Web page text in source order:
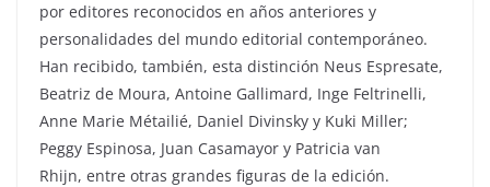
por editores reconocidos en años anteriores y
personalidades del mundo editorial contemporáneo.
Han recibido, también, esta distinción Neus Espresate,
Beatriz de Moura, Antoine Gallimard, Inge Feltrinelli,
Anne Marie Métailié, Daniel Divinsky y Kuki Miller;
Peggy Espinosa, Juan Casamayor y Patricia van
Rhijn, entre otras grandes figuras de la edición.